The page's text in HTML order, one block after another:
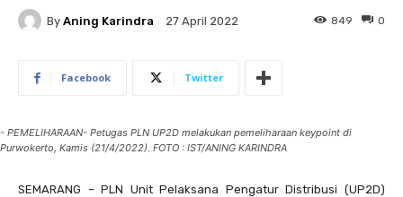
By Aning Karindra 27 April 2022 0
849
Facebook Twitter
- PEMELIHARAAN- Petugas PLN UP2D melakukan pemeliharaan keypoint di
Purwokerto, Kamis (21/4/2022). FOTO : IST/ANING KARINDRA
SEMARANG – PLN Unit Pelaksana Pengatur Distribusi (UP2D)